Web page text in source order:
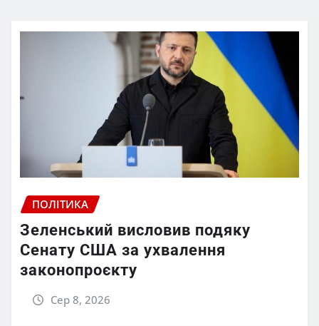
ПОЛІТИКА
Зеленський висловив подяку
Сенату США за ухвалення
законопроєкту
Сер 8, 2026